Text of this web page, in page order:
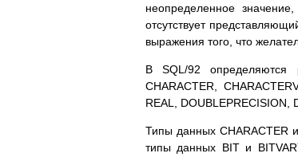
неопределенное
отсутствует
выражения того, что
В SQL/92 определяются
CHARACTER,
REAL, DOUBLEPRECISION,
Типы данных CHARACTER
типы данных BIT и